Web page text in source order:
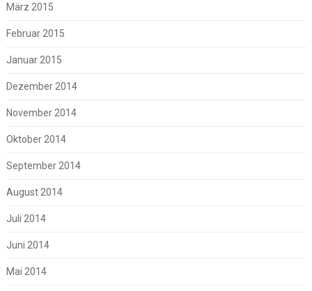
März 2015
Februar 2015
Januar 2015
Dezember 2014
November 2014
Oktober 2014
September 2014
August 2014
Juli 2014
Juni 2014
Mai 2014